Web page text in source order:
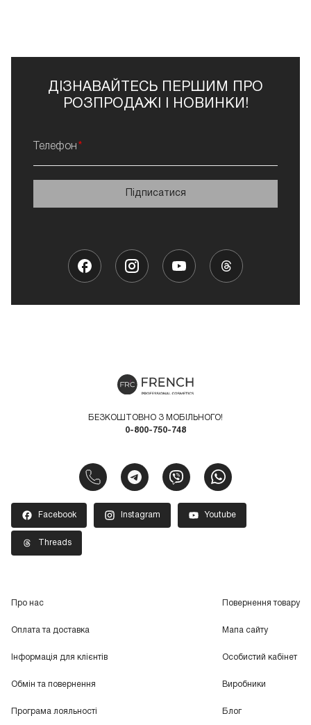
ДІЗНАВАЙТЕСЬ ПЕРШИМ ПРО
РОЗПРОДАЖІ І НОВИНКИ!
Телефон
Підписатися
БЕЗКОШТОВНО З МОБІЛЬНОГО!
0-800-750-748
Facebook Instagram Youtube
Threads
Про нас
Оплата та доставка
Інформація для клієнтів
Обмін та повернення
Програма лояльності
Повернення товару
Мапа сайту
Особистий кабінет
Виробники
Блог